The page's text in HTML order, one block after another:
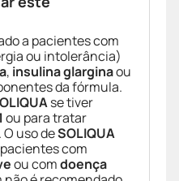
a pacientes com
ou intolerância)
, insulina glarginaou
da fórmula.
se tiver
ou para tratar
. O uso deSOLIQUA
com
ou comdoença